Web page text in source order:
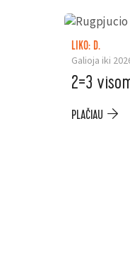
LIKO: D.
Galioja iki
2=3
PLAČIAU